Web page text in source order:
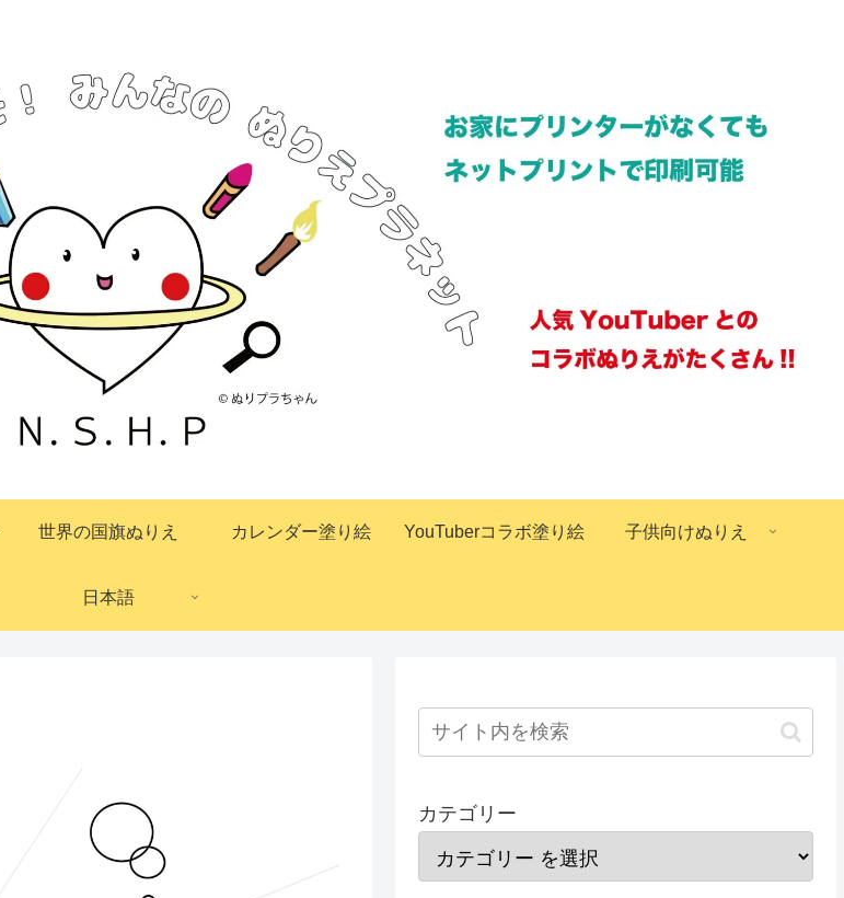
世界の国旗ぬりえ カレンダー塗り絵 YouTuberコラボ塗り絵 子供向けぬりえ
日本語
カテゴリー